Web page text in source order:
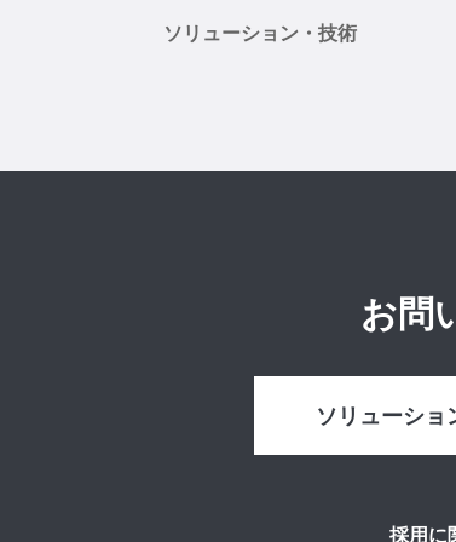
ソリューション・技術
お問
ソリューシ
採用に